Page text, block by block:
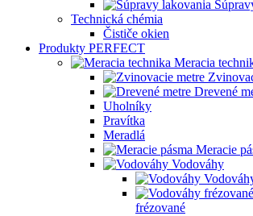
Technická chémia
Čističe okien
Produkty PERFECT
Meracia
Drevené
Uholníky
Pravítka
Meradlá
Meracie
Vodováhy
frézované